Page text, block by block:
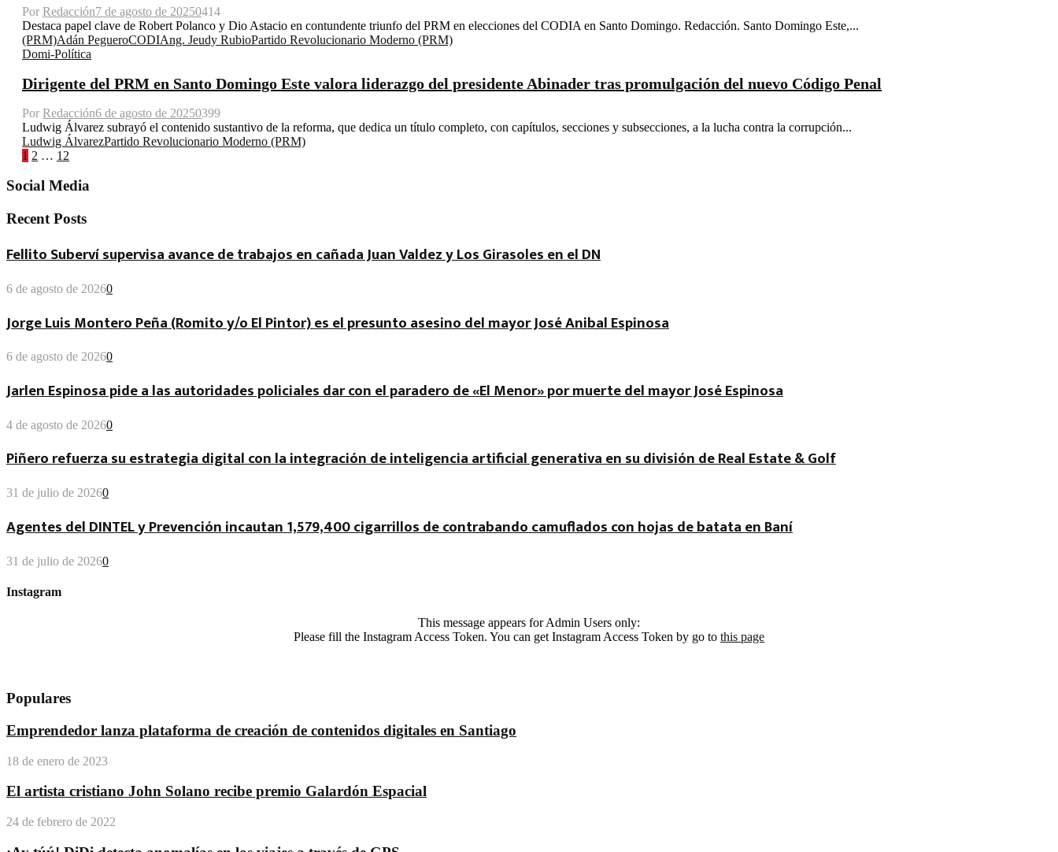
Por Redacción7 de agosto de 20250414
Destaca papel clave de Robert Polanco y Dio Astacio en contundente triunfo del PRM en elecciones del CODIA en Santo Domingo. Redacción. Santo Domingo Este,...
(PRM)Adán PegueroCODIAng. Jeudy RubioPartido Revolucionario Moderno (PRM)
Domi-Política
Dirigente del PRM en Santo Domingo Este valora liderazgo del presidente Abinader tras promulgación del nuevo Código Penal
Por Redacción6 de agosto de 20250399
Ludwig Álvarez subrayó el contenido sustantivo de la reforma, que dedica un título completo, con capítulos, secciones y subsecciones, a la lucha contra la corrupción...
Ludwig ÁlvarezPartido Revolucionario Moderno (PRM)
Paginación
de
1 2 … 12
Social Media
Recent Posts
Fellito Suberví supervisa avance de trabajos en cañada Juan Valdez y Los Girasoles en el DN
6 de agosto de 20260
Jorge Luis Montero Peña (Romito y/o El Pintor) es el presunto asesino del mayor José Anibal Espinosa
6 de agosto de 20260
Jarlen Espinosa pide a las autoridades policiales dar con el paradero de «El Menor» por muerte del mayor José Espinosa
4 de agosto de 20260
Piñero refuerza su estrategia digital con la integración de inteligencia artificial generativa en su división de Real Estate & Golf
31 de julio de 20260
Agentes del DINTEL y Prevención incautan 1,579,400 cigarrillos de contrabando camuflados con hojas de batata en Baní
31 de julio de 20260
Instagram
This message appears for Admin Users only:
Please fill the Instagram Access Token. You can get Instagram Access Token by go to this page
Populares
Emprendedor lanza plataforma de creación de contenidos digitales en Santiago
18 de enero de 2023
El artista cristiano John Solano recibe premio Galardón Espacial
24 de febrero de 2022